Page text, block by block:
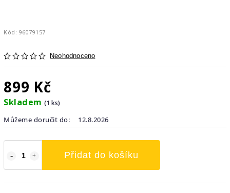
Kód: 96079157
Neohodnoceno
899 Kč
Skladem (1 ks)
Můžeme doručit do:
12.8.2026
Přidat do košíku